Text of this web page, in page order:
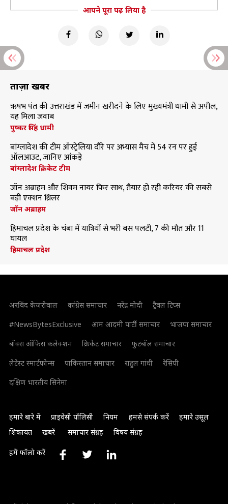
आपने पूरा पढ़ लिया है
ताज़ा खबरें
ऋषभ पंत की उत्तराखंड में जमीन खरीदने के लिए मुख्यमंत्री धामी से अपील,
यह मिला जवाब
पुष्कर सिंह धामी
बांग्लादेश की टीम ऑस्ट्रेलिया दौरे पर अभ्यास मैच में 54 रन पर हुई
ऑलआउट, जानिए आंकड़े
बांग्लादेश क्रिकेट टीम
जॉन अब्राहम और शिवम नायर फिर साथ, तैयार हो रही करियर की सबसे
बड़ी एक्शन थ्रिलर
जॉन अब्राहम
हिमाचल प्रदेश के चंबा में यात्रियों से भरी बस पलटी, 7 की मौत और 11
घायल
हिमाचल प्रदेश
अरविंद केजरीवाल कांग्रेस समाचार नरेंद्र मोदी
ट्रैवल टिप्स
#NewsBytesExclusive
आम आदमी पार्टी समाचार
भाजपा समाचार
बॉक्स ऑफिस कलेक्शन
क्रिकेट समाचार
फुटबॉल समाचार
लेटेस्ट स्मार्टफोन्स
पाकिस्तान समाचार राहुल गांधी
रेसिपी
दक्षिण भारतीय सिनेमा
हमारे बारे में प्राइवेसी पॉलिसी नियम हमसे संपर्क करें
हमारे उसूल
शिकायत
खबरें समाचार संग्रह विषय संग्रह
हमें फॉलो करें